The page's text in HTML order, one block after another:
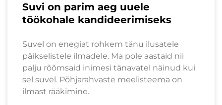
Suvi on parim aeg uuele
töökohale kandideerimiseks
Suvel on enegiat rohkem tänu ilusatele
päikselistele ilmadele. Ma pole aastaid nii
palju rõõmsaid inimesi tänavatel näinud kui
sel suvel. Põhjarahvaste meelisteema on
ilmast rääkimine.